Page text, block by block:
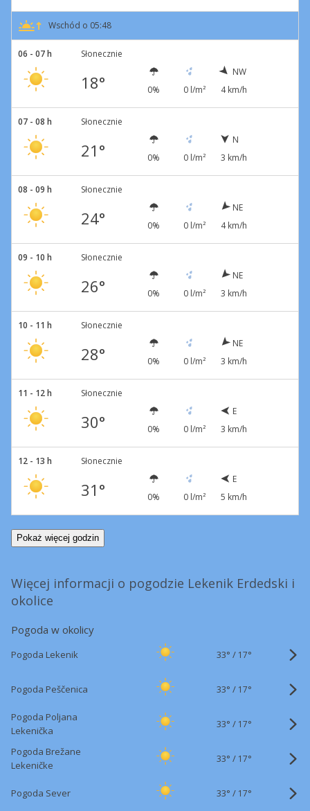
Wschód o 05:48
06 - 07 h Słonecznie
18° 0% 0 l/m²
NW
4 km/h
07 - 08 h Słonecznie
21° 0% 0 l/m²
N
3 km/h
08 - 09 h Słonecznie
24° 0% 0 l/m²
NE
4 km/h
09 - 10 h Słonecznie
26° 0% 0 l/m²
NE
3 km/h
10 - 11 h Słonecznie
28° 0% 0 l/m²
NE
3 km/h
11 - 12 h Słonecznie
30° 0% 0 l/m²
E
3 km/h
12 - 13 h Słonecznie
31° 0% 0 l/m²
E
5 km/h
Pokaż więcej godzin
Więcej informacji o pogodzie Lekenik Erdedski i
okolice
Pogoda w okolicy
Pogoda Lekenik 33° / 17°
Pogoda Peščenica 33° / 17°
Pogoda Poljana
Lekenička
33° / 17°
Pogoda Brežane
Lekeničke
33° / 17°
Pogoda Sever 33° / 17°